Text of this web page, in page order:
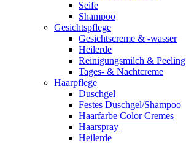
Seife
Shampoo
Gesichtspflege
Gesichtscreme & -wasser
Heilerde
Reinigungsmilch & Peeling
Tages- & Nachtcreme
Haarpflege
Duschgel
Festes Duschgel/Shampoo
Haarfarbe Color Cremes
Haarspray
Heilerde